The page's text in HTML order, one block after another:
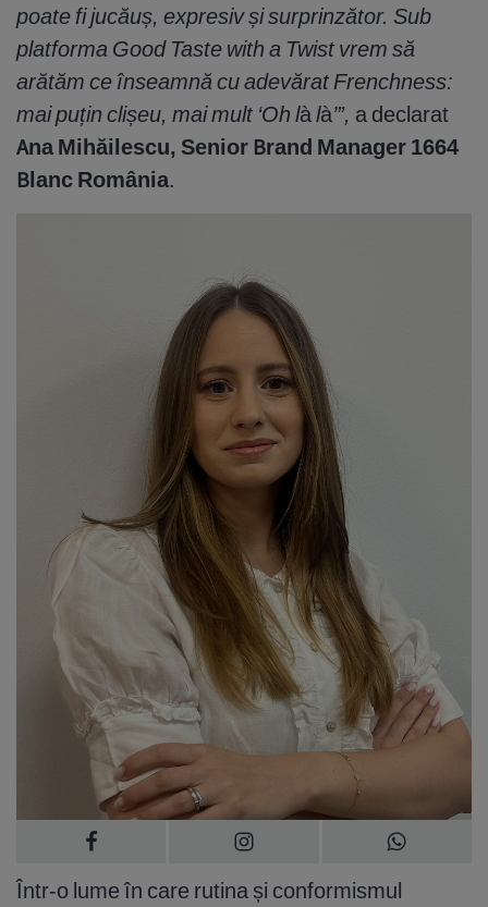
poate fi jucăuș, expresiv și surprinzător. Sub
platforma Good Taste with a Twist vrem să
arătăm ce înseamnă cu adevărat Frenchness:
mai puțin clișeu, mai mult ‘Oh làlà’”, a declarat
Ana Mihăilescu, Senior Brand Manager 1664
Blanc România.
Într-o lume în care rutina și conformismul